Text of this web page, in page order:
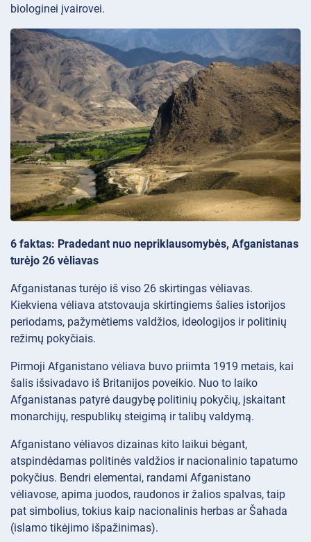
biologinei įvairovei.
6 faktas: Pradedant nuo nepriklausomybės, Afganistanas
turėjo 26 vėliavas
Afganistanas turėjo iš viso 26 skirtingas vėliavas.
Kiekviena vėliava atstovauja skirtingiems šalies istorijos
periodams, pažymėtiems valdžios, ideologijos ir politinių
režimų pokyčiais.
Pirmoji Afganistano vėliava buvo priimta 1919 metais, kai
šalis išsivadavo iš Britanijos poveikio. Nuo to laiko
Afganistanas patyrė daugybę politinių pokyčių, įskaitant
monarchijų, respublikų steigimą ir talibų valdymą.
Afganistano vėliavos dizainas kito laikui bėgant,
atspindėdamas politinės valdžios ir nacionalinio tapatumo
pokyčius. Bendri elementai, randami Afganistano
vėliavose, apima juodos, raudonos ir žalios spalvas, taip
pat simbolius, tokius kaip nacionalinis herbas ar Šahada
(islamo tikėjimo išpažinimas).